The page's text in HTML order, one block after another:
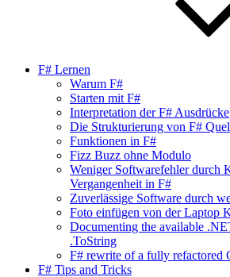
F# Lernen
Warum F#
Starten mit F#
Interpretation der F# Ausdrücke
Die Strukturierung von F#
Funktionen in F#
Fizz Buzz ohne Modulo
Weniger Softwarefehler durch
Vergangenheit in F#
Zuverlässige Software durch
Foto einfügen von der Laptop
Documenting the available
.ToString
F# rewrite of a fully refactored
F# Tips and Tricks